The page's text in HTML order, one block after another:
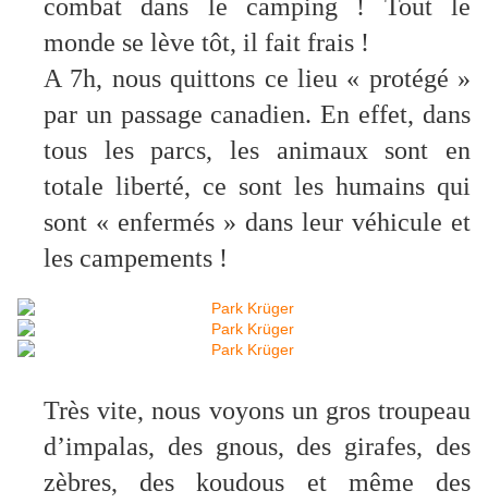
combat dans le camping ! Tout le
monde se lève tôt, il fait frais !
A 7h, nous quittons ce lieu « protégé »
par un passage canadien. En effet, dans
tous les parcs, les animaux sont en
totale liberté, ce sont les humains qui
sont « enfermés » dans leur véhicule et
les campements !
Très vite, nous voyons un gros troupeau
d’impalas, des gnous, des girafes, des
zèbres, des koudous et même des